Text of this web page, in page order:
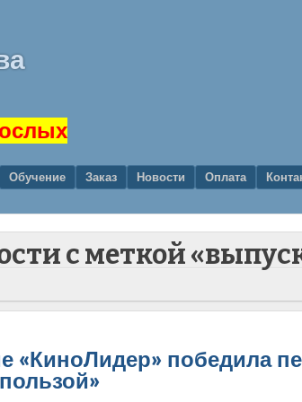
Обучение Заказ Новости Оплата
с меткой
«КиноЛидер» победила